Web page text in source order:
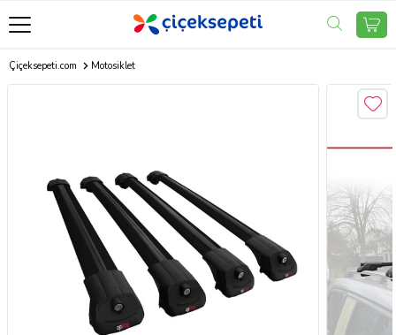
Çiçeksepeti.com Motosiklet